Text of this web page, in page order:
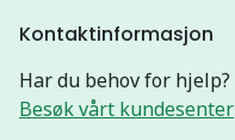
Kontaktinformasjon
Har du behov for hjelp?
Besøk vårt kundesenter